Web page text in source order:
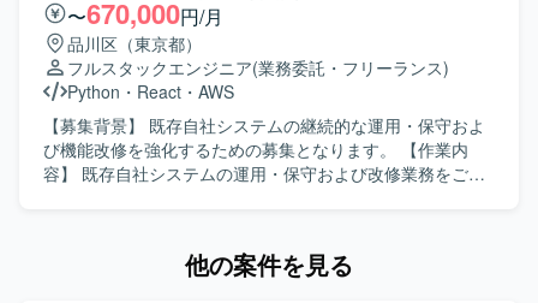
PHP／Ruby／Go／Python などを用いたバックエンド環境
を想定しております。AWSまたはGCP上にインフラを構築
し、IaCを用いた構成管理を行っていただきます。Next.js
や AppRouter などのモダンな技術スタックを取り入れた開
発も行っていただく可能性があります。
れる方を求めます。根拠を持って判断・提案し、主体的に
課題解決へ取り組める方を歓迎します。 【ポジションの魅
力】 大規模ECサービスにおいて、企画から設計、開発まで
幅広く経験を積めます。 【開発環境】 Linux（CentOS）、
Apache、MySQL 8系、PHP 5.6・8.5を使用します。一部
AWSを含むハイブリッド構成です。
〜670,000円/月
品川区（東京都）
フルスタックエンジニア(業務委託・フリーランス)
Python ・ React ・ AWS
【募集背景】 既存自社システムの継続的な運用・保守およ
び機能改修を強化するための募集となります。 【作業内
容】 既存自社システムの運用・保守および改修業務をご担
施していただきます。AIツールを活用した効率的な開発を
他の案件を見る